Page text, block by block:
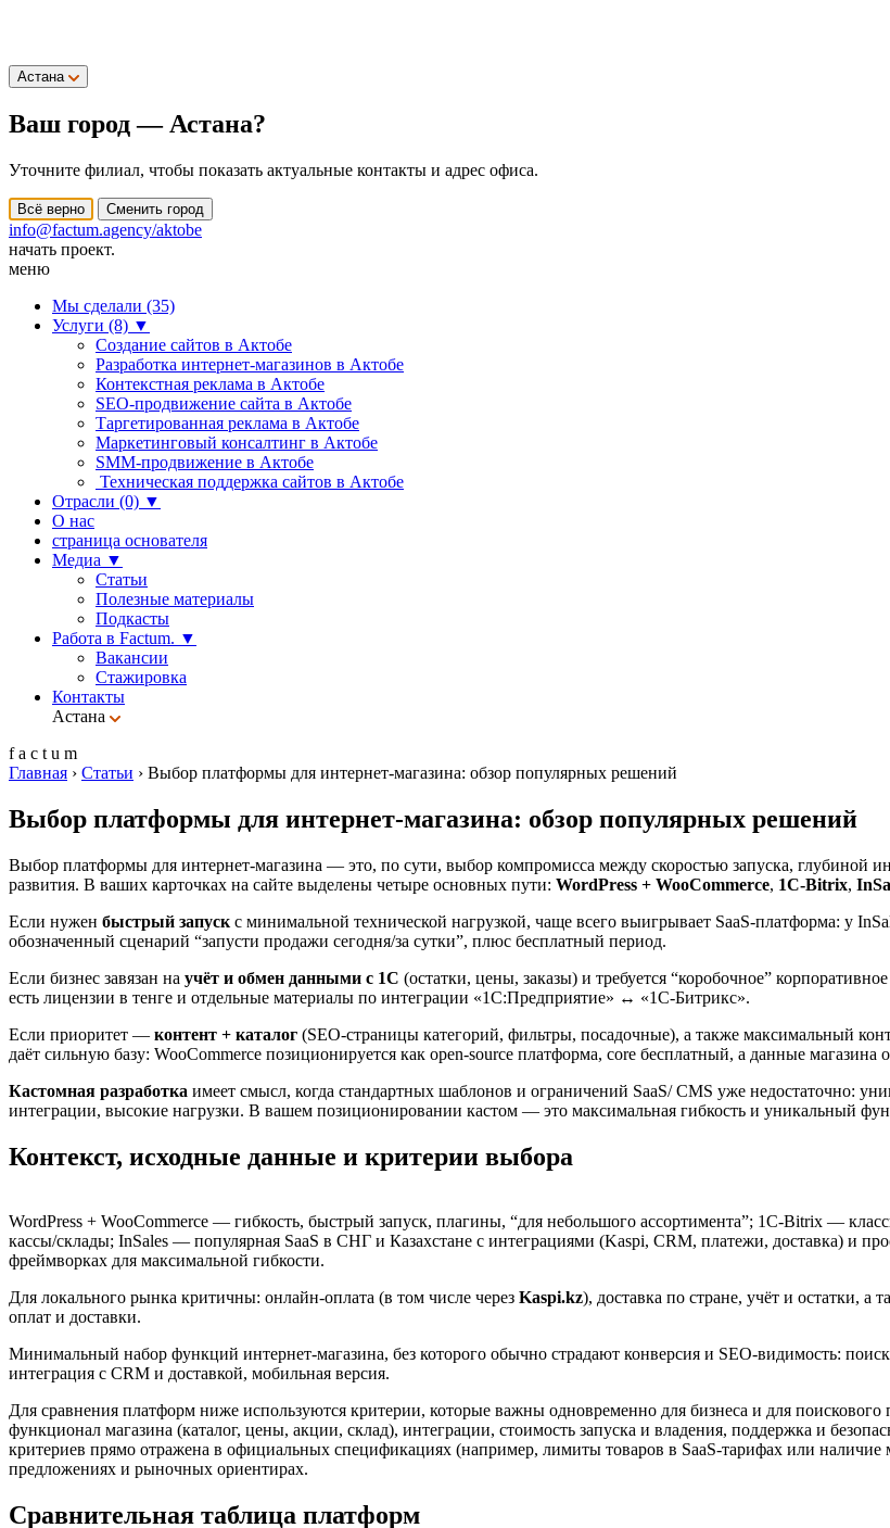
Астана
Ваш город — Астана?
Уточните филиал, чтобы показать актуальные контакты и адрес офиса.
Всё верно Сменить город
info@factum.agency/aktobe
начать проект.
меню
Мы сделали (35)
Услуги (8) ▼
Создание сайтов в Актобе
Разработка интернет-магазинов в Актобе
Контекстная реклама в Актобе
SEO-продвижение сайта в Актобе
Таргетированная реклама в Актобе
Маркетинговый консалтинг в Актобе
SMM-продвижение в Актобе
Техническая поддержка сайтов в Актобе
Отрасли (0) ▼
О нас
страница основателя
Медиа ▼
Статьи
Полезные материалы
Подкасты
Работа в Factum. ▼
Вакансии
Стажировка
Контакты
Астана
f a c t u m
Главная › Статьи › Выбор платформы для интернет-магазина: обзор популярных решений
Выбор платформы для интернет-магазина: обзор популярных решений
Выбор платформы для интернет-магазина — это, по сути, выбор компромисса между скоростью запуска, глубиной
развития. В ваших карточках на сайте выделены четыре основных пути: WordPress + WooCommerce, 1C‑Bitrix,
Если нужен быстрый запуск с минимальной технической нагрузкой, чаще всего выигрывает SaaS‑платформа: у
обозначенный сценарий “запусти продажи сегодня/за сутки”, плюс бесплатный период.
Если бизнес завязан на учёт и обмен данными с 1С (остатки, цены, заказы) и требуется “коробочное”
есть лицензии в тенге и отдельные материалы по интеграции «1С:Предприятие» ↔ «1С‑Битрикс».
Если приоритет — контент + каталог (SEO‑страницы категорий, фильтры, посадочные), а также максимальный
даёт сильную базу: WooCommerce позиционируется как open‑source платформа, core бесплатный, а данные магазина
Кастомная разработка имеет смысл, когда стандартных шаблонов и ограничений SaaS/ CMS уже недостаточно:
интеграции, высокие нагрузки. В вашем позиционировании кастом — это максимальная гибкость и уникальный
Контекст, исходные данные и критерии выбора
WordPress + WooCommerce — гибкость, быстрый запуск, плагины, “для небольшого ассортимента”; 1C‑Bitrix —
кассы/склады; InSales — популярная SaaS в СНГ и Казахстане с интеграциями (Kaspi, CRM, платежи, доставка) и
фреймворках для максимальной гибкости.
Для локального рынка критичны: онлайн‑оплата (в том числе через Kaspi.kz), доставка по стране, учёт и остатки, а
оплат и доставки.
Минимальный набор функций интернет-магазина, без которого обычно страдают конверсия и SEO-видимость:
интеграция с CRM и доставкой, мобильная версия.
Для сравнения платформ ниже используются критерии, которые важны одновременно для бизнеса и для поискового
функционал магазина (каталог, цены, акции, склад), интеграции, стоимость запуска и владения, поддержка и
критериев прямо отражена в официальных спецификациях (например, лимиты товаров в SaaS‑тарифах или
предложениях и рыночных ориентирах.
Сравнительная таблица платформ